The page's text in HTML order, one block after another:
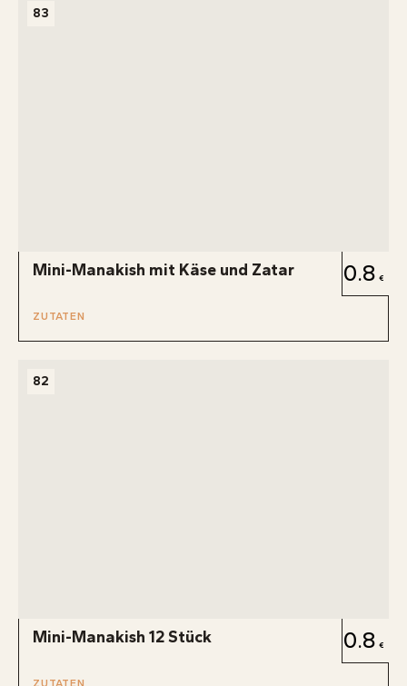
83
Mini-Manakish mit Käse und Zatar 0.8
ZUTATEN
82
Mini-Manakish 12 Stück 0.8